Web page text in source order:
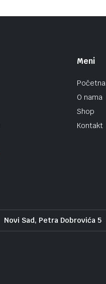
Meni
Početna
O nama
Shop
Kontakt
Novi Sad, Petra Dobrovića 5